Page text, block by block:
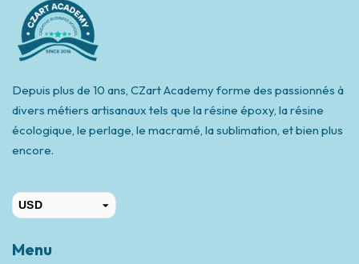
Depuis plus de 10 ans, CZart Academy forme des passionnés à
divers métiers artisanaux tels que la résine époxy, la résine
écologique, le perlage, le macramé, la sublimation, et bien plus
encore.
USD
Menu